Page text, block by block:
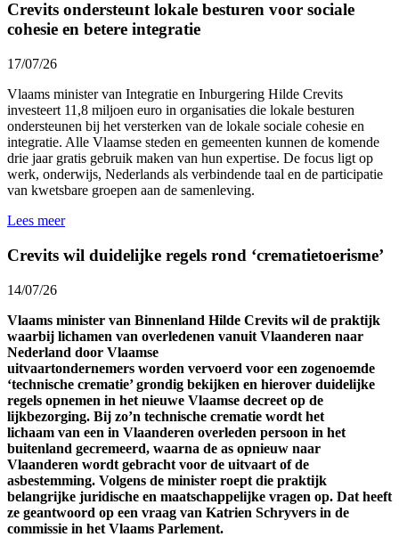
Crevits ondersteunt lokale besturen voor sociale
cohesie en betere integratie
17/07/26
Vlaams minister van Integratie en Inburgering Hilde Crevits
investeert 11,8 miljoen euro in organisaties die lokale besturen
ondersteunen bij het versterken van de lokale sociale cohesie en
integratie. Alle Vlaamse steden en gemeenten kunnen de komende
drie jaar gratis gebruik maken van hun expertise. De focus ligt op
werk, onderwijs, Nederlands als verbindende taal en de participatie
van kwetsbare groepen aan de samenleving.
Lees meer
Crevits wil duidelijke regels rond ‘crematietoerisme’
14/07/26
Vlaams minister van Binnenland Hilde Crevits wil de praktijk
waarbij lichamen van overledenen vanuit Vlaanderen naar
Nederland door Vlaamse
uitvaartondernemers worden vervoerd voor een zogenoemde
‘technische crematie’ grondig bekijken en hierover duidelijke
regels opnemen in het nieuwe Vlaamse decreet op de
lijkbezorging. Bij zo’n technische crematie wordt het
lichaam van een in Vlaanderen overleden persoon in het
buitenland gecremeerd, waarna de as opnieuw naar
Vlaanderen wordt gebracht voor de uitvaart of de
asbestemming. Volgens de minister roept die praktijk
belangrijke juridische en maatschappelijke vragen op. Dat heeft
ze geantwoord op een vraag van Katrien Schryvers in de
commissie in het Vlaams Parlement.